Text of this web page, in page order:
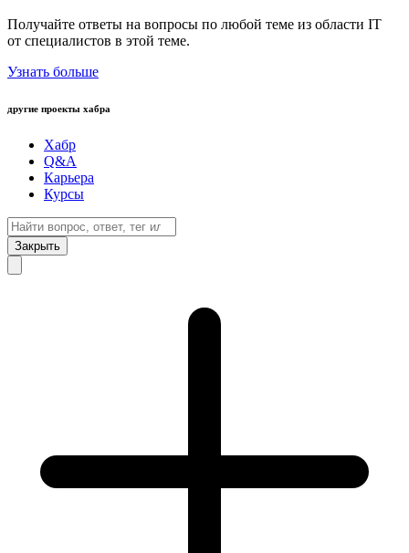
Получайте ответы на вопросы по любой теме из области IT
от специалистов в этой теме.
Узнать больше
другие проекты хабра
Хабр
Q&A
Карьера
Курсы
Закрыть